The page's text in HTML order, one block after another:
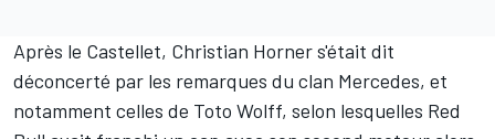
Après le Castellet, Christian Horner s'était dit
déconcerté par les remarques du clan Mercedes, et
notamment celles de Toto Wolff, selon lesquelles Red